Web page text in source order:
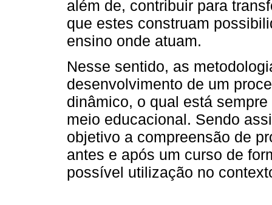
além de, contribuir para
que estes construam
ensino onde atuam.
Nesse sentido, as
desenvolvimento de um
dinâmico, o qual está
meio educacional. Sendo
objetivo a compreensão de
antes e após um curso de
possível utilização no